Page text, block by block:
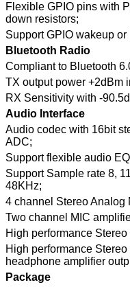
Flexible GPIO pins with
down resistors;
Support GPIO wakeup or
Bluetooth Radio
Compliant to Bluetooth
TX output power +2dBm
RX Sensitivity with -
Audio Interface
Audio codec with 16bit
ADC;
Support flexible audio
Support Sample rate 8,
48KHz;
4 channel Stereo Analog
Two channel MIC
High performance
High performance
headphone amplifier
Package